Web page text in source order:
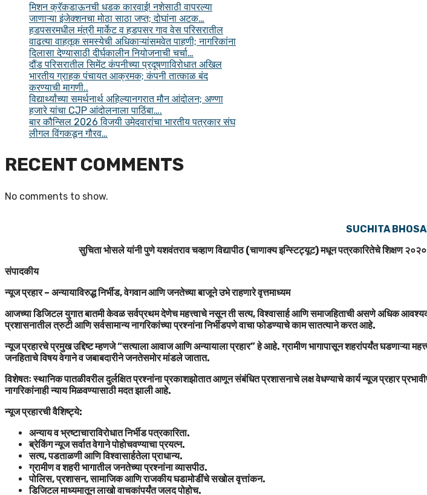
मिशन क्रॅकडाऊनची धडक कारवाई! नशेसाठी वापरल्या
जाणाऱ्या इंजेक्शनचा मोठा साठा जप्त; दोघांना अटक…
हडपसरमधील मंत्री मार्केट व हडपसर गाव वेस परिसरातील
वाढत्या वाहतूक समस्येची अधिकाऱ्यांसमवेत पाहणी; नागरिकांना
दिलासा देण्यासाठी दीर्घकालीन नियोजनाची चर्चा…
दौंड परिसरातील सिमेंट कंपनीच्या प्रदूषणाविरोधात अखिल
भारतीय ग्राहक पंचायत आक्रमक; कंपनी तात्काळ बंद
करण्याची मागणी..
विद्यार्थ्यांच्या समर्थनार्थ अहिल्यानगरात मौन आंदोलन; अण्णा
हजारे यांचा CJP आंदोलनाला पाठिंबा….
बार कौन्सिल 2026 विजयी उमेदवारांचा भारतीय पत्रकार संघ
लीगल विंगकडून गौरव…
RECENT COMMENTS
No comments to show.
SUCHITA
सुचिता भोसले यांनी पुणे यशवंतराव चव्हाण विद्यापीठ (चाणाक्य इन्स्टिट्यूट) मधून पत्रकारितेचे शिक्षण
संपादकीय
न्यूज प्रहार – अन्यायाविरुद्ध निर्भीड, वेगवान आणि जनतेच्या बाजूने उभे राहणारे वृत्तमाध्यम
आजच्या डिजिटल युगात बातमी केवळ सर्वप्रथम देणेच महत्त्वाचे नसून ती सत्य, विश्वासार्ह आणि समाजहिताची असणे अधिक आवश्यक
प्रशासनातील त्रुटी आणि सर्वसामान्य नागरिकांच्या प्रश्नांना निर्भीडपणे वाचा फोडण्याचे काम सातत्याने करत आहे.
न्यूज प्रहारचे प्रमुख उद्दिष्ट म्हणजे “सत्याला आवाज आणि अन्यायाला प्रहार” हे आहे. ग्रामीण भागापासून शहरांपर्यंत घडणाऱ्या
जनहिताचे विषय वेगाने व जबाबदारीने जनतेसमोर मांडले जातात.
विशेषतः स्थानिक पातळीवरील दुर्लक्षित प्रश्नांना प्रकाशझोतात आणून संबंधित प्रशासनाचे लक्ष वेधण्याचे कार्य न्यूज प्रहार
नागरिकांनाही न्याय मिळवण्यासाठी मदत झाली आहे.
न्यूज प्रहारची वैशिष्ट्ये:
अन्याय व भ्रष्टाचाराविरोधात निर्भीड पत्रकारिता.
ब्रेकिंग न्यूज सर्वात वेगाने पोहोचवण्याचा प्रयत्न.
सत्य, पडताळणी आणि विश्वासार्हतेला प्राधान्य.
ग्रामीण व शहरी भागातील जनतेच्या प्रश्नांना व्यासपीठ.
पोलिस, प्रशासन, सामाजिक आणि राजकीय घडामोडींचे सखोल वृत्तांकन.
डिजिटल माध्यमातून लाखो वाचकांपर्यंत जलद पोहोच.